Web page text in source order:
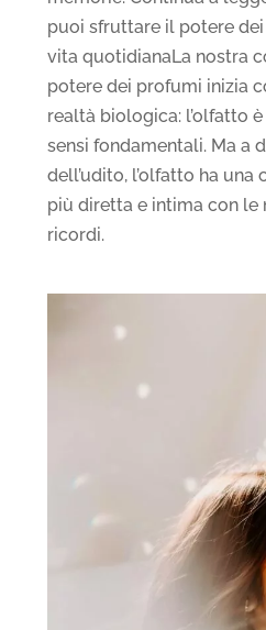
puoi sfruttare il potere
vita quotidianaLa nostra
potere dei profumi inizia
realtà biologica: l’olfatto
sensi fondamentali. Ma a
dell’udito, l’olfatto ha
più diretta e intima con le
ricordi.